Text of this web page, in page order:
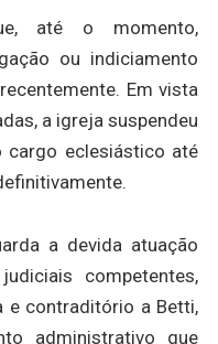
até o momento,
ou indiciamento
Em vista
a igreja suspendeu
eclesiástico até
a devida atuação
competentes,
e contraditório a Betti,
administrativo que